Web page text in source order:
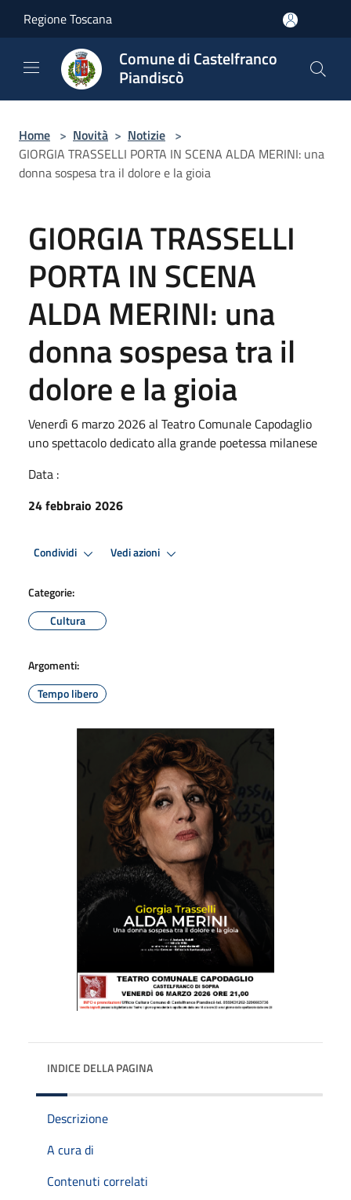
Regione Toscana
Comune di Castelfranco
Piandiscò
Home > Novità > Notizie >
GIORGIA TRASSELLI PORTA IN SCENA ALDA MERINI: una
donna sospesa tra il dolore e la gioia
GIORGIA TRASSELLI
PORTA IN SCENA
ALDA MERINI: una
donna sospesa tra il
dolore e la gioia
Venerdì 6 marzo 2026 al Teatro Comunale Capodaglio
uno spettacolo dedicato alla grande poetessa milanese
Data :
24 febbraio 2026
Condividi Vedi azioni
Categorie:
Cultura
Argomenti:
Tempo libero
INDICE DELLA PAGINA
Descrizione
A cura di
Contenuti correlati